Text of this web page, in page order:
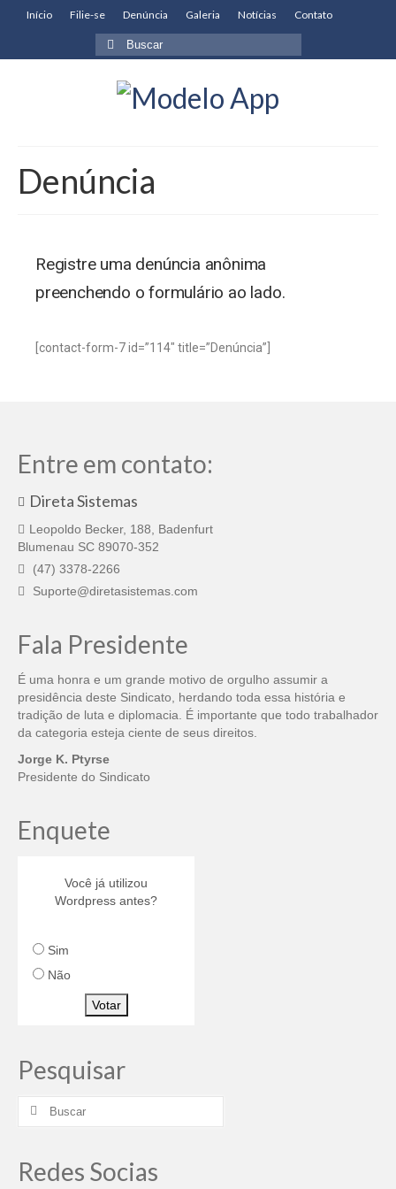
Início Filie-se Denúncia Galeria Notícias Contato
Denúncia
Registre uma denúncia anônima
preenchendo o formulário ao lado.
[contact-form-7 id=”114″ title=”Denúncia”]
Entre em contato:
Direta Sistemas
Leopoldo Becker, 188, Badenfurt
Blumenau SC 89070-352
(47) 3378-2266
Suporte@diretasistemas.com
Fala Presidente
É uma honra e um grande motivo de orgulho assumir a
presidência deste Sindicato, herdando toda essa história e
tradição de luta e diplomacia. É importante que todo trabalhador
da categoria esteja ciente de seus direitos.
Jorge K. Ptyrse
Presidente do Sindicato
Enquete
Você já utilizou
Wordpress antes?
Sim
Não
Votar
Pesquisar
Redes Socias